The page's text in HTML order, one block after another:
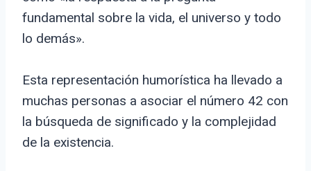
fundamental sobre la vida, el universo y todo
lo demás».
Esta representación humorística ha llevado a
muchas personas a asociar el número 42 con
la búsqueda de significado y la complejidad
de la existencia.